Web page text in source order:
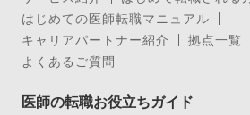
はじめての医師転職マニュアル
キャリアパートナー紹介
拠点一覧
よくあるご質問
医師の転職お役立ちガイド